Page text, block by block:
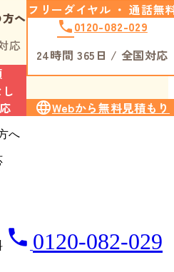
へ
応
フリーダイヤル ・ 通話無
phone0120-082-029
24時間 365日 / 全国対応
languageWebから無料見積もり
へ
phone 0120-082-029